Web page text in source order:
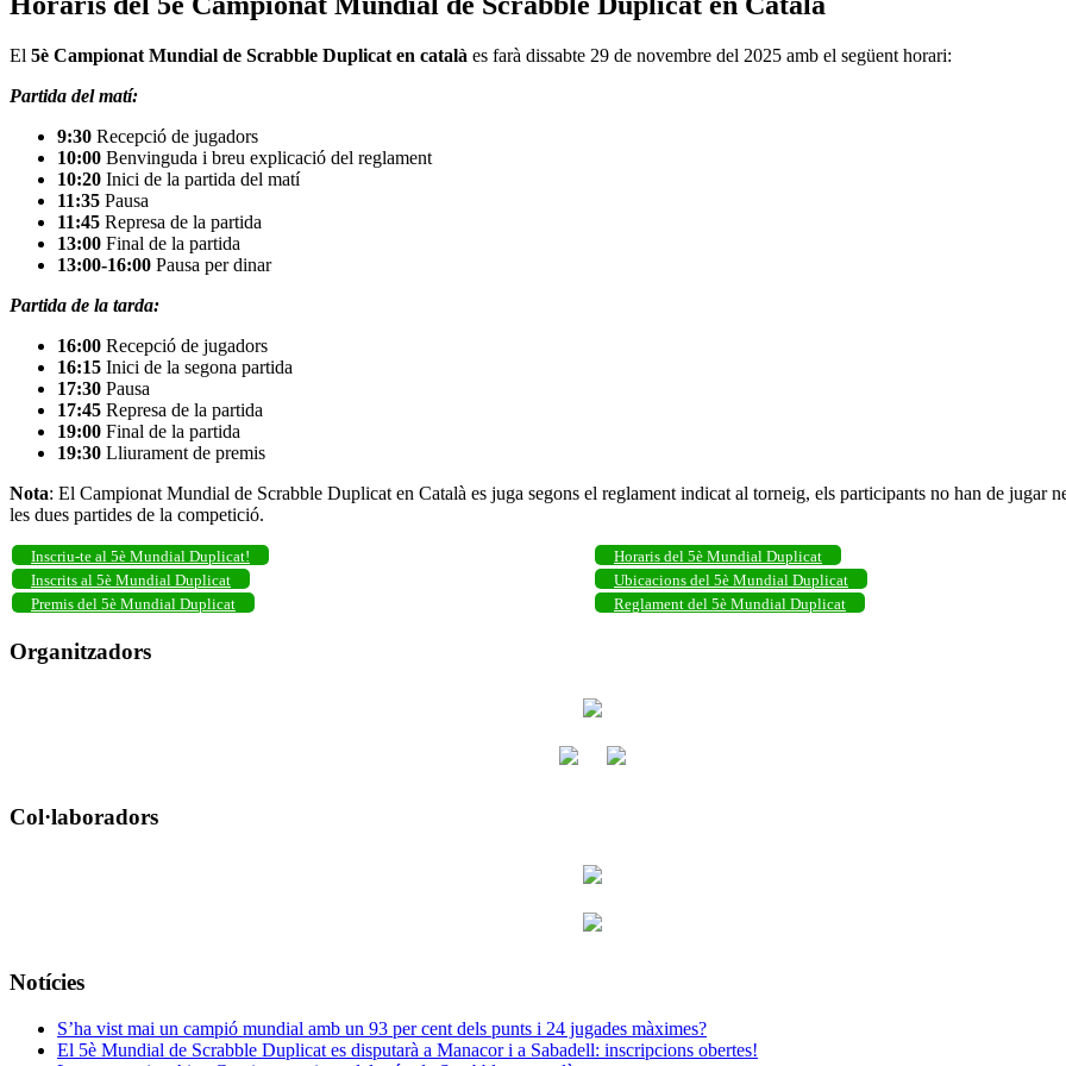
El 5è Campionat Mundial de Scrabble Duplicat en català es farà dissabte 29 de novembre del 2025 amb el següent horari:
Partida del matí:
9:30 Recepció de jugadors
10:00 Benvinguda i breu explicació del reglament
10:20 Inici de la partida del matí
11:35 Pausa
11:45 Represa de la partida
13:00 Final de la partida
13:00-16:00 Pausa per dinar
Partida de la tarda:
16:00 Recepció de jugadors
16:15 Inici de la segona partida
17:30 Pausa
17:45 Represa de la partida
19:00 Final de la partida
19:30 Lliurament de premis
Nota: El Campionat Mundial de Scrabble Duplicat en Català es juga segons el reglament indicat al torneig, els participants no han de jugar
les dues partides de la competició.
Inscriu-te al 5è Mundial Duplicat!
Inscrits al 5è Mundial Duplicat
Premis del 5è Mundial Duplicat
Horaris del 5è Mundial Duplicat
Ubicacions del 5è Mundial Duplicat
Reglament del 5è Mundial Duplicat
Organitzadors
Col·laboradors
Notícies
S’ha vist mai un campió mundial amb un 93 per cent dels punts i 24 jugades màximes?
El 5è Mundial de Scrabble Duplicat es disputarà a Manacor i a Sabadell: inscripcions obertes!